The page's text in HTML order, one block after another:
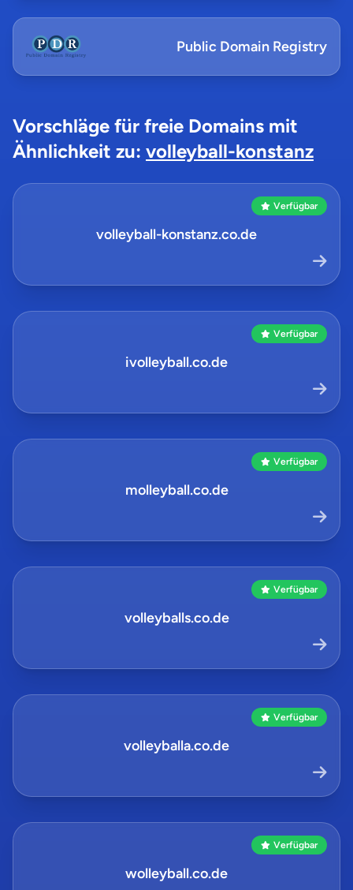
Public Domain Registry
Vorschläge für freie Domains mit
Ähnlichkeit zu: volleyball-konstanz
Verfügbar
volleyball-konstanz.co.de
Verfügbar
ivolleyball.co.de
Verfügbar
molleyball.co.de
Verfügbar
volleyballs.co.de
Verfügbar
volleyballa.co.de
Verfügbar
wolleyball.co.de